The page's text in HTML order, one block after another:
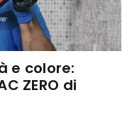
e colore:
ZERO di